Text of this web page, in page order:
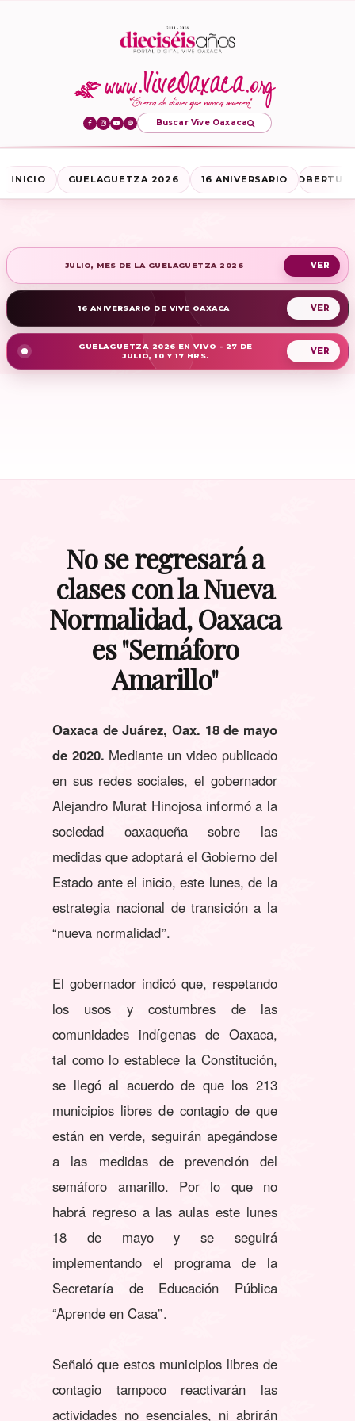
Buscar Vive Oaxaca
INICIO GUELAGUETZA 2026 16 ANIVERSARIO
JULIO, MES DE LA GUELAGUETZA 2026
16 ANIVERSARIO DE VIVE OAXACA
GUELAGUETZA 2026 EN VIVO - 27 DE
JULIO, 10 Y 17 HRS.
No se regresará a
clases con la Nueva
Normalidad, Oaxaca
es "Semáforo
Amarillo"
Oaxaca de Juárez, Oax. 18 de mayo
de 2020. Mediante un video publicado
en sus redes sociales, el gobernador
Alejandro Murat Hinojosa informó a la
sociedad oaxaqueña sobre las
medidas que adoptará el Gobierno del
Estado ante el inicio, este lunes, de la
estrategia nacional de transición a la
“nueva normalidad”.
El gobernador indicó que, respetando
los usos y costumbres de las
comunidades indígenas de Oaxaca,
tal como lo establece la Constitución,
se llegó al acuerdo de que los 213
municipios libres de contagio de que
están en verde, seguirán apegándose
a las medidas de prevención del
semáforo amarillo. Por lo que no
habrá regreso a las aulas este lunes
18 de mayo y se seguirá
implementando el programa de la
Secretaría de Educación Pública
“Aprende en Casa”.
Señaló que estos municipios libres de
contagio tampoco reactivarán las
actividades no esenciales, ni abrirán